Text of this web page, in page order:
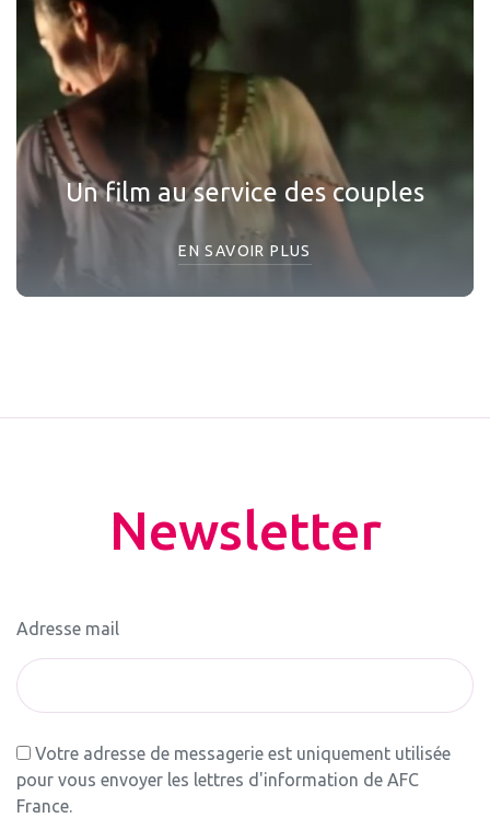
Un film au service des couples
EN SAVOIR PLUS
Newsletter
Adresse mail
Votre adresse de messagerie est uniquement utilisée
pour vous envoyer les lettres d'information de AFC
France.